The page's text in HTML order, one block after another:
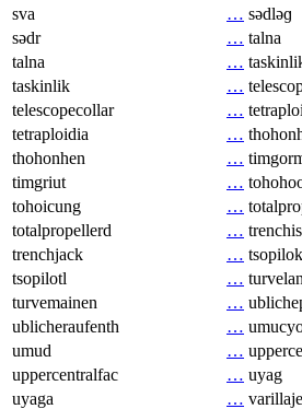
sva
… sədləɡ
sədr
… talna
talna
…
taskinlik
…
telescopecollar
…
tetraploidia
…
thohonhen
…
timgriut
…
tohoicung
…
totalpropellerd
…
trenchjack
…
tsopilotl
…
turvemainen
…
ublicheraufenth
…
umud
…
uppercentralfac
… uyag
uyaga
… varillaje